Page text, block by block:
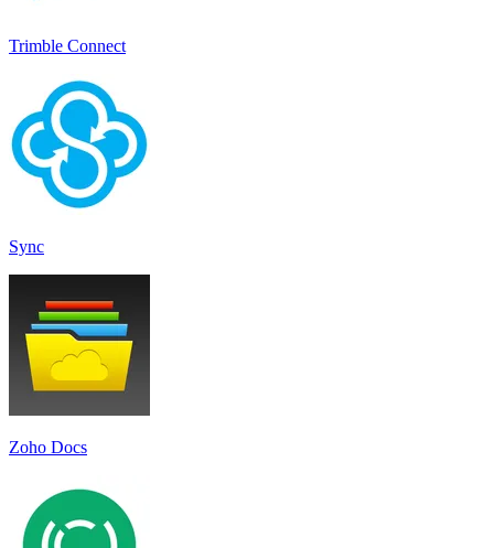
Trimble Connect
Sync
Zoho Docs